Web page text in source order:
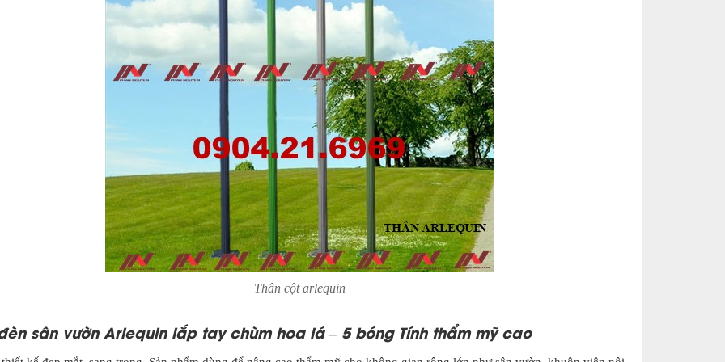
Thân cột arlequin
sân vườn Arlequin lắp tay chùm hoa lá – 5 bóng Tính thẩm mỹ cao